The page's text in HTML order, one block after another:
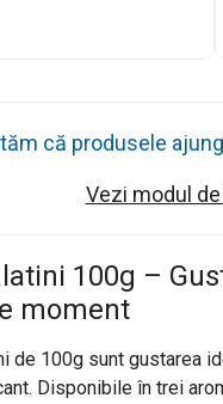
că produsele
Vezi modul
100g –
moment
de 100g sunt gustarea
Disponibile în trei